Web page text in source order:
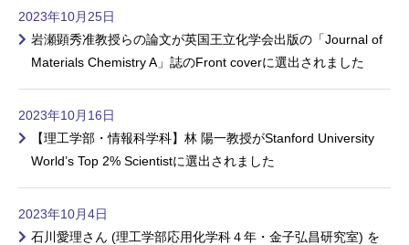
2023年10月25日
岩瀬顕秀准教授らの論文が英国王立化学会出版の「Journal of
Materials Chemistry A」誌のFront coverに選出されました
2023年10月16日
【理工学部・情報科学科】林 陽一教授がStanford University
World’s Top 2% Scientistに選出されました
2023年10月4日
石川愛理さん (理工学部応用化学科４年・金子弘昌研究室) を